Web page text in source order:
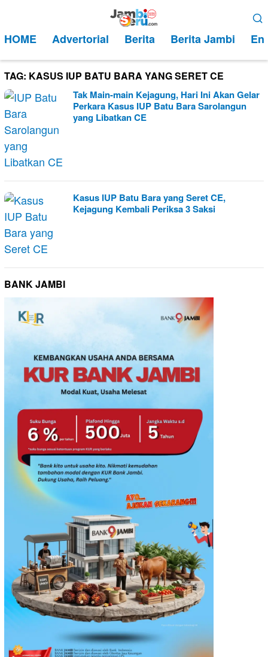
kontenMobile
HOME Advertorial Berita Berita Jambi
TAG: KASUS IUP BATU BARA YANG SERET CE
Tak Main-main Kejagung, Hari Ini Akan Gelar
Perkara Kasus IUP Batu Bara Sarolangun
yang Libatkan CE
Kasus IUP Batu Bara yang Seret CE,
Kejagung Kembali Periksa 3 Saksi
BANK JAMBI